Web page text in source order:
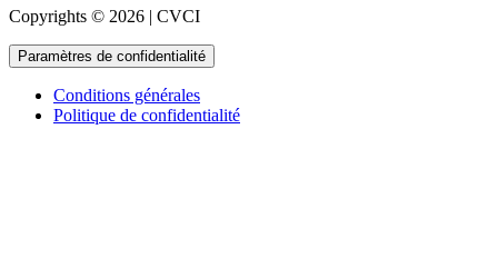
Copyrights © 2026 | CVCI
Paramètres de confidentialité
Conditions générales
Politique de confidentialité